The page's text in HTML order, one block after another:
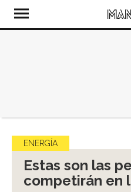
ENERGÍA
Estas son las
competirán en